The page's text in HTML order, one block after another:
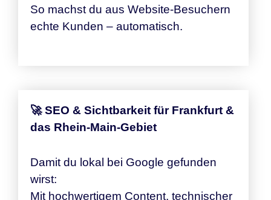
So machst du aus Website-Besuchern
echte Kunden – automatisch.
🚀 SEO & Sichtbarkeit für Frankfurt &
das Rhein-Main-Gebiet
Damit du lokal bei Google gefunden
wirst:
Mit hochwertigem Content, technischer